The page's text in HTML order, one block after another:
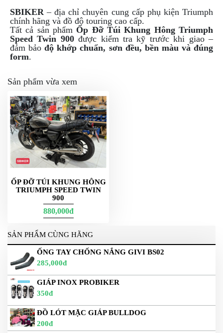
SBIKER – địa chỉ chuyên cung cấp phụ kiện Triumph
chính hãng và đồ độ touring cao cấp.
Tất cả sản phẩm Ốp Đỡ Túi Khung Hông Triumph
Speed Twin 900được kiểm tra kỹ trước khi giao –
đảm bảođộ khớp chuẩn, sơn đều, bền màu và đúng
form.
Sản phẩm vừa xem
ỐP ĐỠ TÚI KHUNG HÔNG
TRIUMPH SPEED TWIN
900
880,000đ
SẢN PHẨM CÙNG HÃNG
ỐNG TAY CHỐNG NẮNG GIVI BS02
285,000đ
GIÁP INOX PROBIKER
350đ
ĐỒ LÓT MẶC GIÁP BULLDOG
200đ